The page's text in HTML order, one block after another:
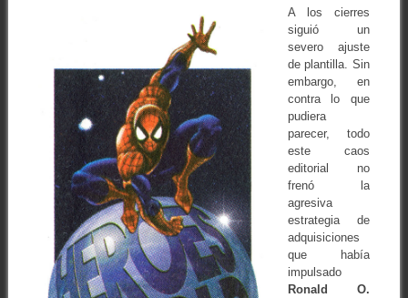
A los cierres
siguió un
severo ajuste
de plantilla. Sin
embargo, en
contra lo que
pudiera
parecer, todo
este caos
editorial no
frenó la
agresiva
estrategia de
adquisiciones
que había
impulsado
Ronald O.